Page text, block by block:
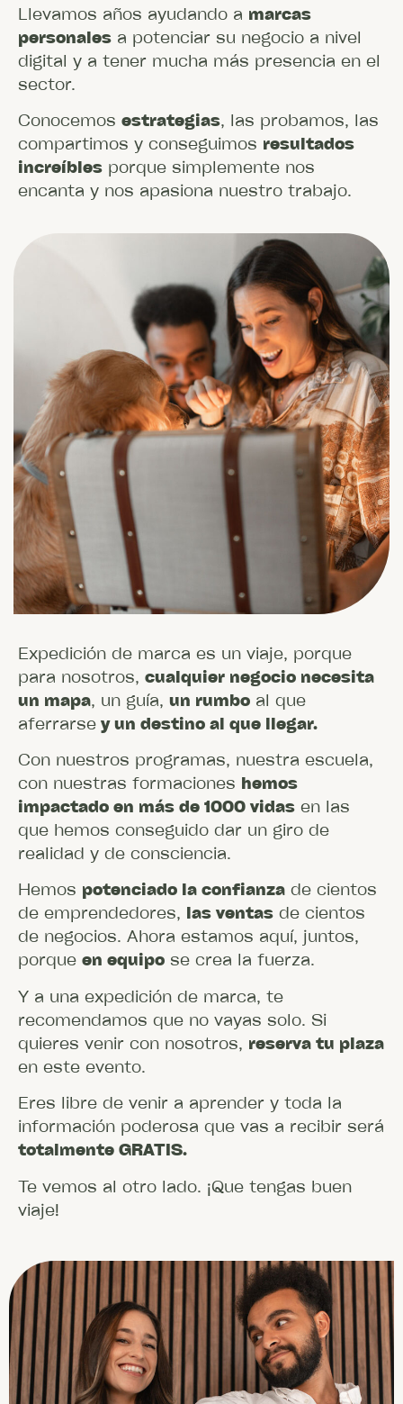
Llevamos años ayudando a marcas
personales a potenciar su negocio a nivel
digital y a tener mucha más presencia en el
sector.
Conocemos estrategias, las probamos, las
compartimos y conseguimos resultados
increíbles porque simplemente nos
encanta y nos apasiona nuestro trabajo.
Expedición de marca es un viaje, porque
para nosotros, cualquier negocio necesita
un mapa , un guía, un rumbo al que
aferrarse y un destino al que llegar.
Con nuestros programas, nuestra escuela,
con nuestras formaciones hemos
impactado en más de 1000 vidas en las
que hemos conseguido dar un giro de
realidad y de consciencia.
Hemos potenciado la confianza de cientos
de emprendedores, las ventas de cientos
de negocios. Ahora estamos aquí, juntos,
porque en equipo se crea la fuerza.
Y a una expedición de marca, te
recomendamos que no vayas solo. Si
quieres venir con nosotros, reserva tu plaza
en este evento.
Eres libre de venir a aprender y toda la
información poderosa que vas a recibir será
totalmente GRATIS.
Te vemos al otro lado. ¡Que tengas buen
viaje!